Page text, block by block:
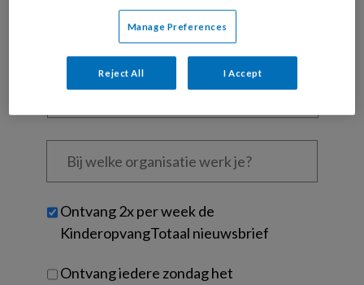
wachtwoord* *
functie *
Bij
welke
je?
Untitled
Ontvang 2x per week de
KinderopvangTotaal nieuwsbrief
Ontvang iedere zondag het
Manage Preferences
Reject All I Accept